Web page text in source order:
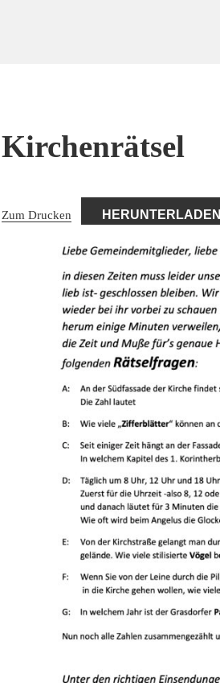
Kirchenrätsel
Zum Drucken HERUNTERLADEN